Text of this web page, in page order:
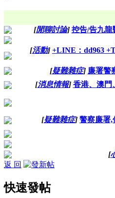
[閒聊討論] 控告/告九龍
[活動] +LINE：dd963
[疑難雜症] 廉署警
[消息情報] 香港、澳門
[疑難雜症] 警察廉署,
[
返 回
快速發帖